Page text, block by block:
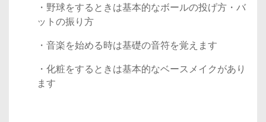
・野球をするときは基本的なボールの投げ方・バ
ットの振り方
・音楽を始める時は基礎の音符を覚えます
・化粧をするときは基本的なベースメイクがあり
ます